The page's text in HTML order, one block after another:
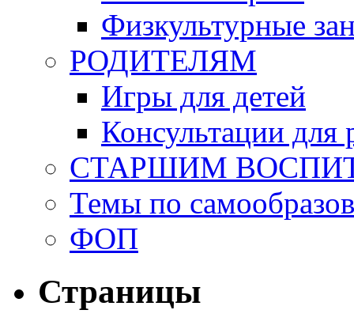
Физкультурные
РОДИТЕЛЯМ
Игры для детей
Консультации для
СТАРШИМ
Темы по
ФОП
Страницы